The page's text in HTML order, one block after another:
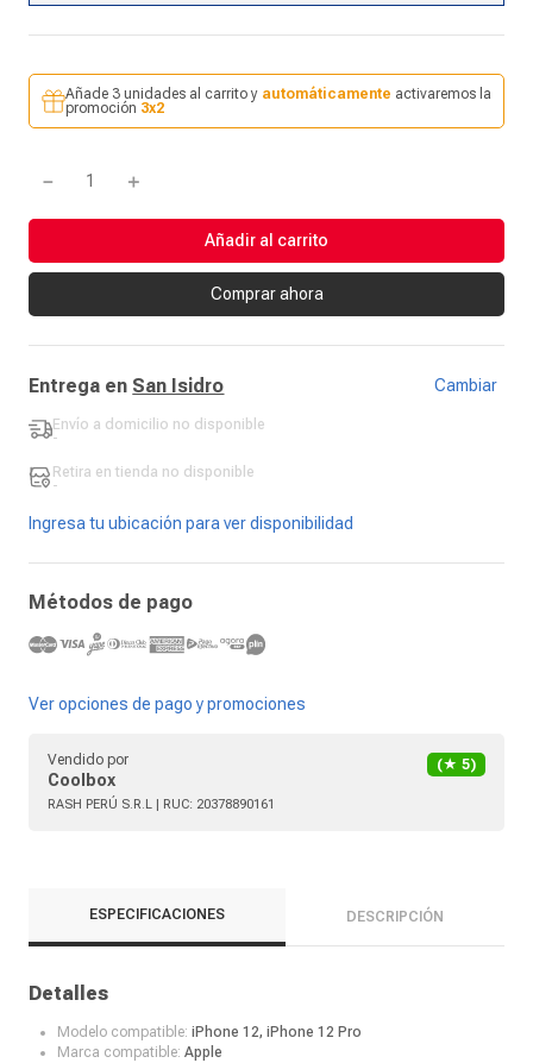
Añade 3 unidades al carrito y automáticamente activaremos la
promoción 3x2
＋
－
Añadir al carrito
Comprar ahora
Entrega en San Isidro Cambiar
Envío a domicilio no disponible
-
Retira en tienda no disponible
-
Ingresa tu ubicación para ver disponibilidad
Métodos de pago
Ver opciones de pago y promociones
Vendido por
Coolbox
(★ 5)
RASH PERÚ S.R.L | RUC: 20378890161
ESPECIFICACIONES DESCRIPCIÓN
Detalles
Modelo compatible: iPhone 12, iPhone 12 Pro
Marca compatible: Apple